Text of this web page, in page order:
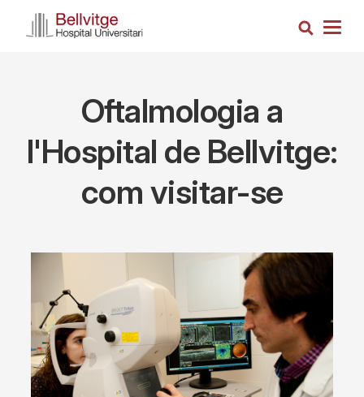
Search
Oftalmologia a
l'Hospital de Bellvitge:
com visitar-se